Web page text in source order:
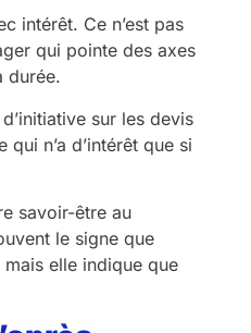
intérêt. Ce n’est pas
qui pointe des axes
durée.
sur les devis
n’a d’intérêt que si
savoir-être au
le signe que
elle indique que